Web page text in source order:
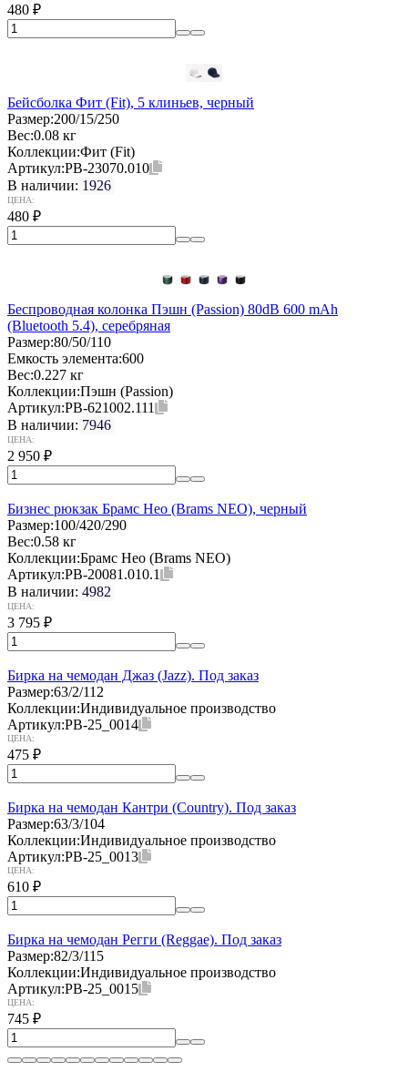
480 ₽
Бейсболка Фит (Fit), 5 клиньев, черный
Размер:200/15/250
Вес:0.08 кг
Коллекции:Фит (Fit)
Артикул:PB-23070.010
В наличии: 1926
ЦЕНА:
480 ₽
Беспроводная колонка Пэшн (Passion) 80dB 600 mAh
(Bluetooth 5.4), серебряная
Размер:80/50/110
Емкость элемента:600
Вес:0.227 кг
Коллекции:Пэшн (Passion)
Артикул:PB-621002.111
В наличии: 7946
ЦЕНА:
2 950 ₽
Бизнес рюкзак Брамс Нео (Brams NEO), черный
Размер:100/420/290
Вес:0.58 кг
Коллекции:Брамс Нео (Brams NEO)
Артикул:PB-20081.010.1
В наличии: 4982
ЦЕНА:
3 795 ₽
Бирка на чемодан Джаз (Jazz). Под заказ
Размер:63/2/112
Коллекции:Индивидуальное производство
Артикул:PB-25_0014
ЦЕНА:
475 ₽
Бирка на чемодан Кантри (Country). Под заказ
Размер:63/3/104
Коллекции:Индивидуальное производство
Артикул:PB-25_0013
ЦЕНА:
610 ₽
Бирка на чемодан Регги (Reggae). Под заказ
Размер:82/3/115
Коллекции:Индивидуальное производство
Артикул:PB-25_0015
ЦЕНА:
745 ₽